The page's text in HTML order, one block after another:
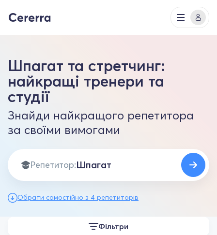
Шпагат та стретчинг:
найкращі тренери та
студії
Знайди найкращого репетитора
за своїми вимогами
Репетитор:
Обрати самостійно з 4 репетиторів
Фільтри